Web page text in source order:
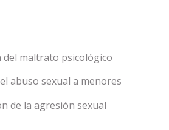
del maltrato psicológico
abuso sexual a menores
de la agresión sexual